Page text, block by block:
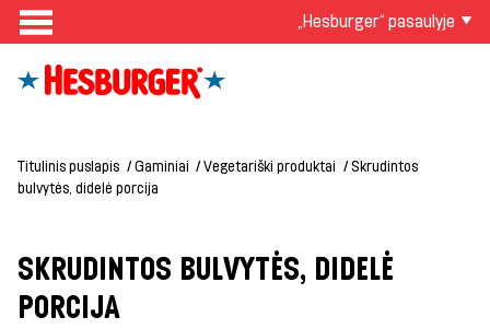
„Hesburger“ pasaulyje
Titulinis puslapis Gaminiai Vegetariški produktai
Skrudintos
bulvytės, didelė porcija
SKRUDINTOS BULVYTĖS, DIDELĖ
PORCIJA